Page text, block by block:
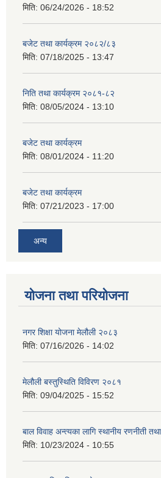
मिति: 06/24/2026 - 18:52
बजेट तथा कार्यक्रम २०८२/८३
मिति: 07/18/2025 - 13:47
निति तथा कार्यक्रम २०८१-८२
मिति: 08/05/2024 - 13:10
बजेट तथा कार्यक्रम
मिति: 08/01/2024 - 11:20
बजेट तथा कार्यक्रम
मिति: 07/21/2023 - 17:00
अन्य
योजना तथा परियोजना
नगर शिक्षा योजना मेलौली २०८३
मिति: 07/16/2026 - 14:02
मेलौली बस्तुस्थिति विविरण २०८१
मिति: 09/04/2025 - 15:52
बाल विवाह अन्त्यका लागि स्थानीय रणनीती
मिति: 10/23/2024 - 10:55